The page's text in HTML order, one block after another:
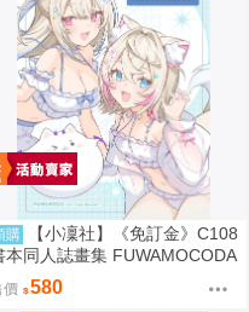
購
【小凜社】《免訂金》C108
本同人誌畫集 FUWAMOCODA
イコモチ hololive
價 580